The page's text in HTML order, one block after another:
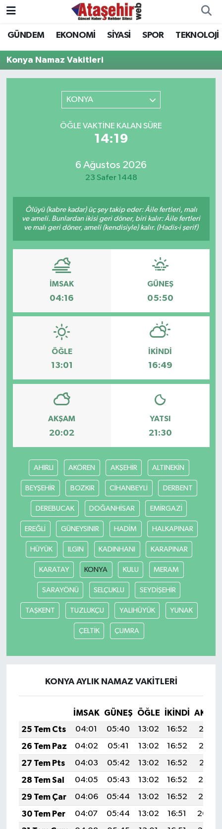
GÜNDEM EKONOMİ SİYASİ SPOR TEKNOLOJİ
Konya Namaz Vakitleri
KONYA
ÖĞLE VAKTINE KALAN SÜRE
14:19
6 Ağustos 2026
23 Safer 1448
Ölüyü (kabre kadar) üç şey takip eder: Âile fertleri, malı
ve ameli. Bunlardan ikisi geri döner, biri kalır: Âile fertleri
ve malı geri döner, ameli (kendisiyle) kalır. (Hadis-i şerif)
İMSAK
04:16
GÜNEŞ
05:50
ÖĞLE
13:01
İKINDI
16:49
AKŞAM
20:02
YATSI
21:30
AHIRLI AKÖREN AKŞEHİR ALTINEKİN
BEYŞEHİR BOZKIR CİHANBEYLİ DERBENT
DEREBUCAK DOĞANHİSAR EMİRGAZİ
EREĞLİ GÜNEYSINIR HADİM HALKAPINAR
HÜYÜK ILGIN KADINHANI KARAPINAR
KARATAY KONYA KULU MERAM
SARAYÖNÜ SELÇUKLU SEYDİŞEHİR
TAŞKENT TUZLUKÇU YALIHÜYÜK YUNAK
ÇELTİK ÇUMRA
KONYA AYLIK NAMAZ VAKITLERI
İMSAK GÜNEŞ ÖĞLE İKINDI
25 Tem Cts
04:01 05:40 13:02 16:52
20:13
26 Tem Paz
04:02 05:41 13:02 16:52
20:12
27 Tem Pts
04:03 05:42 13:02 16:52
20:11
28 Tem Sal
04:05 05:43 13:02 16:52
20:10
29 Tem Çar
04:06 05:44 13:02 16:52
20:10
30 Tem Per
04:07 05:44 13:02 16:51
20:09
Hava Durumu
Trafik Durumu
Son Dakika Haberleri